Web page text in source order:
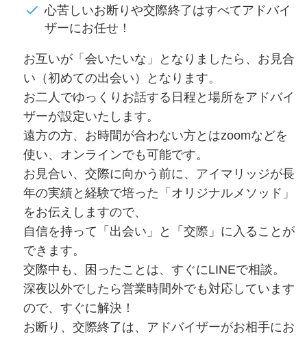
心苦しいお断りや交際終了はすべてアドバイ
ザーにお任せ！
お互いが「会いたいな」となりましたら、お見合
い（初めての出会い）となります。
お二人でゆっくりお話する日程と場所をアドバイ
ザーが設定いたします。
遠方の方、お時間が合わない方とはzoomなどを
使い、オンラインでも可能です。
お見合い、交際に向かう前に、アイマリッジが長
年の実績と経験で培った「オリジナルメソッド」
をお伝えしますので、
自信を持って「出会い」と「交際」に入ることが
できます。
交際中も、困ったことは、すぐにLINEで相談。
深夜以外でしたら営業時間外でも対応しています
ので、すぐに解決！
お断り、交際終了は、アドバイザーがお相手にお